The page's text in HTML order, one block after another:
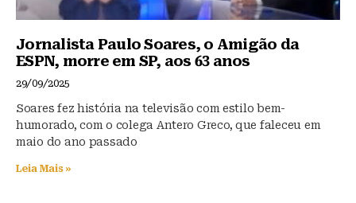
Jornalista Paulo Soares, o Amigão da
ESPN, morre em SP, aos 63 anos
29/09/2025
Soares fez história na televisão com estilo bem-
humorado, com o colega Antero Greco, que faleceu em
maio do ano passado
Leia Mais »